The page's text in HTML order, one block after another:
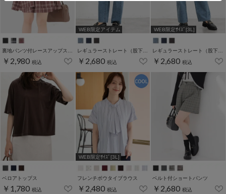
￥2,980 税込
WEB限定アイテム
￥2,680 税込
WEB限定ｻｲｽﾞ[3L]
￥2,680 税込
ベロアトップス
￥1,780 税込
WEB限定ｻｲｽﾞ[3L]
フレンチボウタイブラウス
￥2,480 税込
ベルト付ショートパンツ
￥2,680 税込